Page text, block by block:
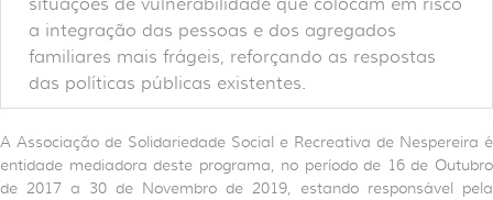
a integração das pessoas e dos agregados
familiares mais frágeis, reforçando as respostas
das políticas públicas existentes.
A Associação de Solidariedade Social e Recreativa de Nespereira é
entidade mediadora deste programa, no período de 16 de Outubro
de 2017 a 30 de Novembro de 2019, estando responsável pela